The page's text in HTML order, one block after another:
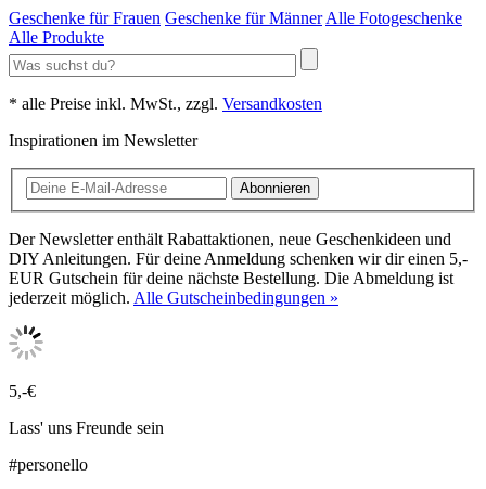
Geschenke für Frauen Geschenke für Männer Alle Fotogeschenke
Alle Produkte
* alle Preise inkl. MwSt., zzgl. Versandkosten
Inspirationen im Newsletter
Abonnieren
Der Newsletter enthält Rabattaktionen, neue Geschenkideen und
DIY Anleitungen. Für deine Anmeldung schenken wir dir einen 5,-
EUR Gutschein für deine nächste Bestellung. Die Abmeldung ist
jederzeit möglich. Alle Gutscheinbedingungen »
5,-€
Lass' uns Freunde sein
#personello